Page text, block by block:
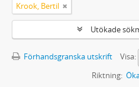
Krook, Bertil
Utökade
Förhandsgranska utskrift
Visa:
Riktning: